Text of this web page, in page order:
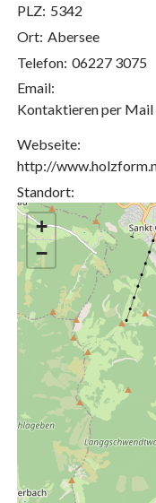
PLZ: 5342
Ort: Abersee
Telefon: 06227 3075
Email:
Kontaktieren per Mail
Webseite:
http://
Standort:
+
−